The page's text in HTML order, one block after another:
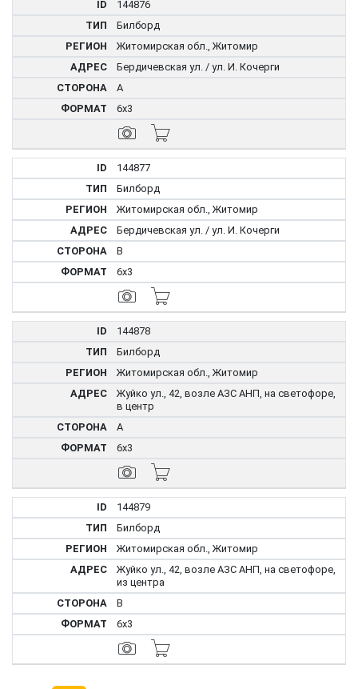
144876
Билборд
Житомирская обл., Житомир
Бердичевская ул. / ул. И. Кочерги
A
6x3
144877
Билборд
Житомирская обл., Житомир
Бердичевская ул. / ул. И. Кочерги
B
6x3
144878
Билборд
Житомирская обл., Житомир
Жуйко ул., 42, возле АЗС АНП, на светофоре,
в центр
A
6x3
144879
Билборд
Житомирская обл., Житомир
Жуйко ул., 42, возле АЗС АНП, на светофоре,
из центра
B
6x3